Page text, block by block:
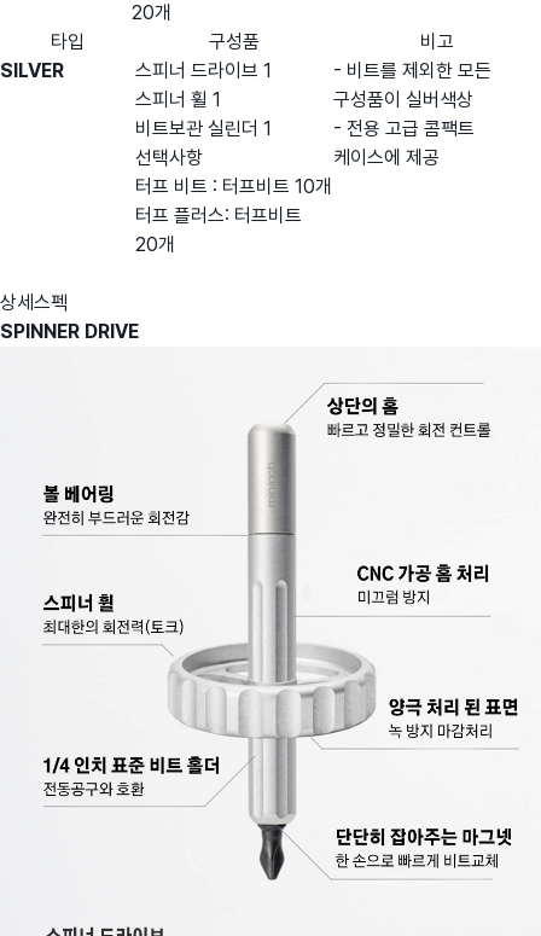
20개
타입
구성품
비고
SILVER
스피너 드라이브 1
- 비트를 제외한 모든
구성품이 실버색상
- 전용 고급 콤팩트
케이스에 제공
스피너 휠 1
비트보관 실린더 1
선택사항
터프 비트 : 터프비트 10개
터프 플러스: 터프비트
20개
상세스펙
SPINNER DRIVE